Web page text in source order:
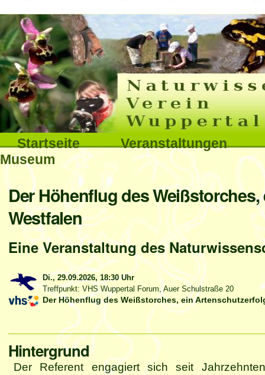
Direkt
zum
Inhalt
|
Direkt
zur
Navigation
Sektionen
Startseite
Veranstaltungen
Museum
Benutzerspezifische
Werkzeuge
Interna
Der Höhenflug des
Westfalen
Eine Veranstaltung des
Di., 29.09.2026, 18:30 Uhr
Treffpunkt: VHS Wuppertal Forum, Auer Schulstraße 20
Der Höhenflug des Weißstorches, ein
Hintergrund
Der Referent engagiert sich seit